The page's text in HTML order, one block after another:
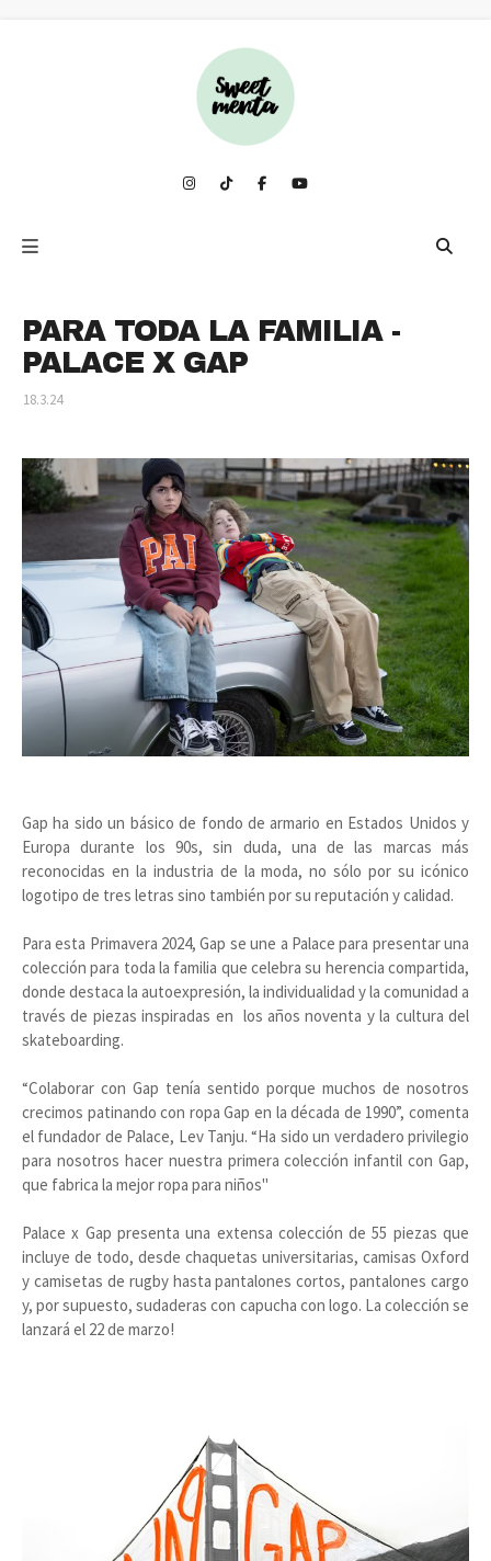
PARA TODA LA FAMILIA -
PALACE X GAP
18.3.24
Gap ha sido un básico de fondo de armario en Estados Unidos y
Europa durante los 90s, sin duda, una de las marcas más
reconocidas en la industria de la moda, no sólo por su icónico
logotipo de tres letras sino también por su reputación y calidad.
Para esta Primavera 2024, Gap se une a Palace para presentar una
colección para toda la familia que celebra su herencia compartida,
donde destaca la autoexpresión, la individualidad y la comunidad a
través de piezas inspiradas en los años noventa y la cultura del
skateboarding.
“Colaborar con Gap tenía sentido porque muchos de nosotros
crecimos patinando con ropa Gap en la década de 1990”, comenta
el fundador de Palace, Lev Tanju. “Ha sido un verdadero privilegio
para nosotros hacer nuestra primera colección infantil con Gap,
que fabrica la mejor ropa para niños"
Palace x Gap presenta una extensa colección de 55 piezas que
incluye de todo, desde chaquetas universitarias, camisas Oxford
y camisetas de rugby hasta pantalones cortos, pantalones cargo
y, por supuesto, sudaderas con capucha con logo. La colección se
lanzará el 22 de marzo!